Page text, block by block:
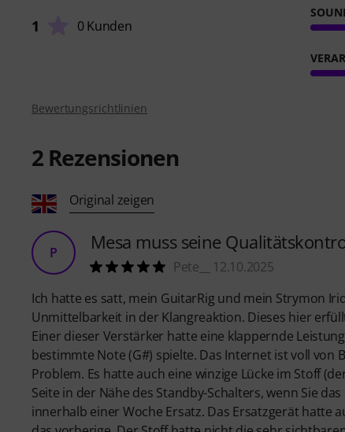
1 0 Kunden
Bewertungsrichtlinien
2 Rezensionen
Original zeigen
P Mesa muss seine
Pete__ 12.10.2025
Ich hatte es satt, mein GuitarRig und mein Strymon
Unmittelbarkeit in der Klangreaktion. Dieses hier
Einer dieser Verstärker hatte eine klappernde
bestimmte Note (G#) spielte. Das Internet ist voll von
Problem. Es hatte auch eine winzige Lücke im Stoff
Seite in der Nähe des Standby-Schalters, wenn Sie
innerhalb einer Woche Ersatz. Das Ersatzgerät hatte